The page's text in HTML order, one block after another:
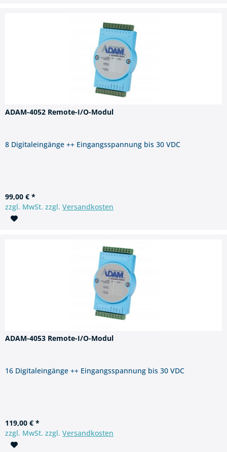
ADAM-4052 Remote-I/O-Modul
8 Digitaleingänge ++ Eingangsspannung bis 30 VDC
99,00 € *
zzgl. MwSt. zzgl.Versandkosten
ADAM-4053 Remote-I/O-Modul
16 Digitaleingänge ++ Eingangsspannung bis 30 VDC
119,00 € *
zzgl. MwSt. zzgl.Versandkosten